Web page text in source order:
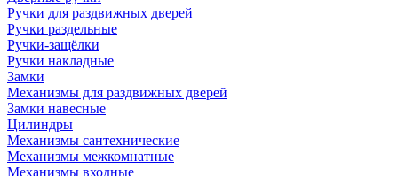
Ручки для раздвижных дверей
Ручки раздельные
Ручки-защёлки
Ручки накладные
Замки
Механизмы для раздвижных дверей
Замки навесные
Цилиндры
Механизмы сантехнические
Механизмы межкомнатные
Механизмы входные